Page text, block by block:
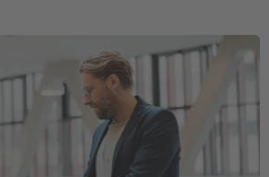
für Angestellte